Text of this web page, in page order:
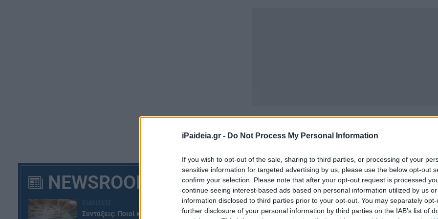
iPaideia.gr - Do Not Process My Personal Information
If you wish to opt-out of the sale, sharing to third parties, or processing of your
sensitive information for targeted advertising by us, please use the below opt-out
confirm your selection. Please note that after your opt-out request is processed
continue seeing interest-based ads based on personal information utilized by us
information disclosed to third parties prior to your opt-out. You may separately
further disclosure of your personal information by third parties on the IAB’s list of
NEWSROOM
Συντάξεις: Ποιοί κερδίζουν
« Σχετικά με τη συμπλήρωση της ψηφιακής πλατφόρμας
υποδομών ως προς την προσβασιμότητά τους από άτομα με
των Δήμων της περιοχής μας – Οι Διευθύντριες/
Προϊστάμενοι των Νηπιαγωγείων ΔΕΝ ΕΙΝΑΙ ΥΠΑΛΛΗΛΟΙ
Με βάση την εγκύκλιο του ΥΠΑΙΘ Αρ. πρωτ.: 28755/Δ3
πλατφόρμας καταγραφής στοιχείων υφιστάμενων